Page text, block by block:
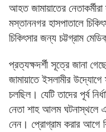
আহত জামায়াতের
মস্তাননগর হাসপাতালে
চিকিৎসার জন্য চট্টগ্রাম
প্রত্যক্ষদর্শী সূত্রে জানা
জামায়াতে ইসলামীর
চলছিল। যেটি তাদের পূর্ব
নেতা শাহ আলম ঘটনাস্থলে
নেন। প্রোগ্রাম করার আগে